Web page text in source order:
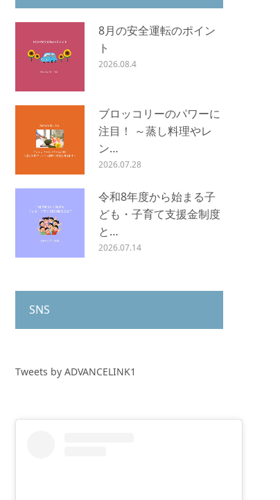
8月の安全運転のポイン
ト
2026.08.4
ブロッコリーのパワーに
注目！ ～蒸し料理やレ
ン…
2026.07.28
令和8年度から始まる子
ども・子育て支援金制度
と…
2026.07.14
SNS
Tweets by ADVANCELINK1